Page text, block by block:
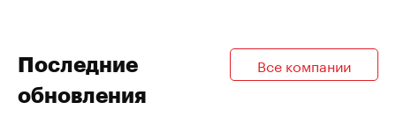
Последние
обновления
Все компании